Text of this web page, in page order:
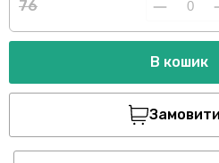
76
В кошик
Замовити